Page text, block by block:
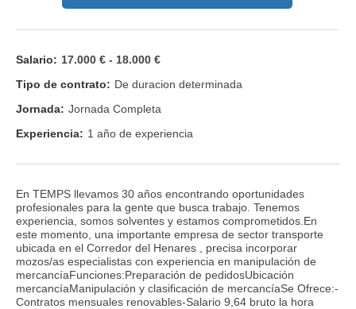
Salario: 17.000 € - 18.000 €
Tipo de contrato: De duracion determinada
Jornada: Jornada Completa
Experiencia: 1 año de experiencia
En TEMPS llevamos 30 años encontrando oportunidades
profesionales para la gente que busca trabajo. Tenemos
experiencia, somos solventes y estamos comprometidos.En
este momento, una importante empresa de sector transporte
ubicada en el Corredor del Henares , precisa incorporar
mozos/as especialistas con experiencia en manipulación de
mercancíaFunciones:Preparación de pedidosUbicación
mercancíaManipulación y clasificación de mercancíaSe Ofrece:-
Contratos mensuales renovables-Salario 9,64 bruto la hora